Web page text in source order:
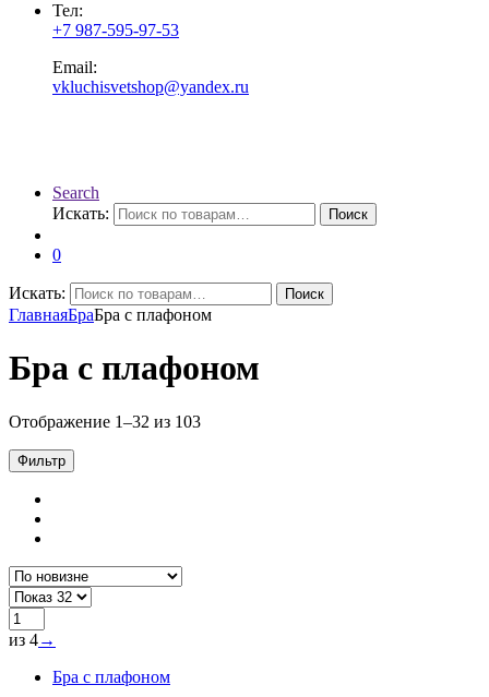
Тел:
+7 987-595-97-53
Email:
vkluchisvetshop@yandex.ru
Search
Искать:
Поиск
0
Искать: Поиск
ГлавнаяБраБра с плафоном
Бра с плафоном
Отображение 1–32 из 103
Фильтр
из 4→
Бра с плафоном